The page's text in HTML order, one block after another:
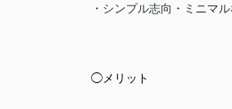
・シンプル志向・ミニマ
◯メリット